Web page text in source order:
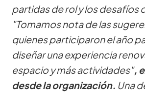
partidas de rol y los desafíos
"Tomamos nota de las
quienes participaron el año
diseñar una experiencia
espacio y más actividades",
desde la organización. Una